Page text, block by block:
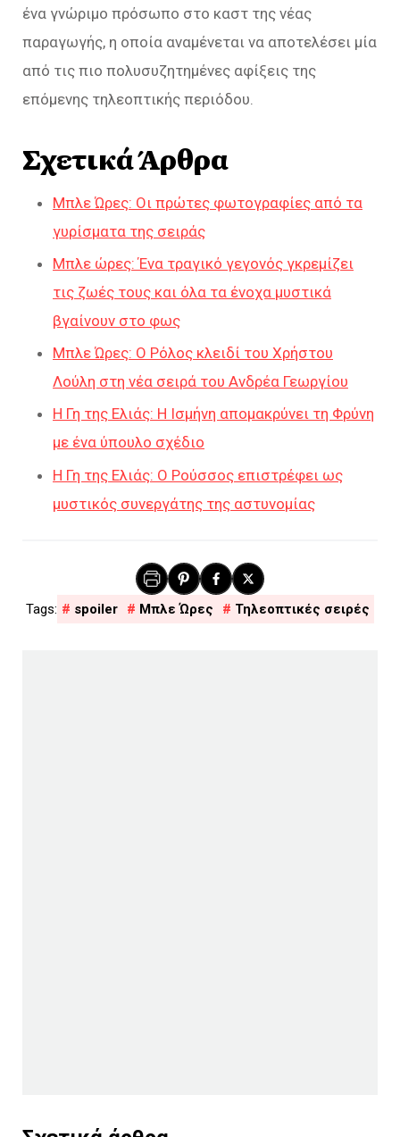
ένα γνώριμο πρόσωπο στο καστ της νέας
παραγωγής, η οποία αναμένεται να αποτελέσει μία
από τις πιο πολυσυζητημένες αφίξεις της
επόμενης τηλεοπτικής περιόδου.
Σχετικά Άρθρα
Μπλε Ώρες: Οι πρώτες φωτογραφίες από τα
γυρίσματα της σειράς
Μπλε ώρες: Ένα τραγικό γεγονός γκρεμίζει
τις ζωές τους και όλα τα ένοχα μυστικά
βγαίνουν στο φως
Μπλε Ώρες: Ο Ρόλος κλειδί του Χρήστου
Λούλη στη νέα σειρά του Ανδρέα Γεωργίου
Η Γη της Ελιάς: Η Ισμήνη απομακρύνει τη Φρύνη
με ένα ύπουλο σχέδιο
Η Γη της Ελιάς: Ο Ρούσσος επιστρέφει ως
μυστικός συνεργάτης της αστυνομίας
spoiler Μπλε Ώρες Τηλεοπτικές σειρές